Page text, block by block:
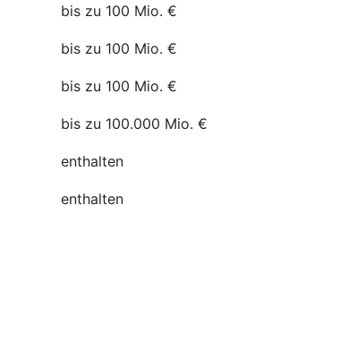
bis zu 100 Mio. €
bis zu 100 Mio. €
bis zu 100 Mio. €
bis zu 100.000 Mio. €
enthalten
enthalten